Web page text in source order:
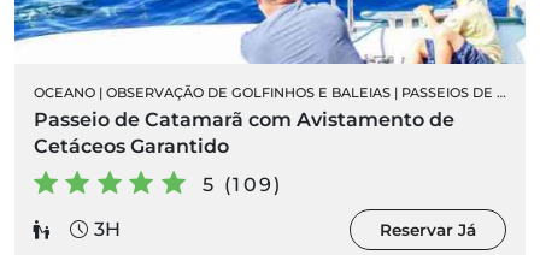
OCEANO | OBSERVAÇÃO DE GOLFINHOS E BALEIAS | PASSEIOS DE BARCO
Passeio de Catamarã com Avistamento de
Cetáceos Garantido
5 (109)
3H
Reservar Já